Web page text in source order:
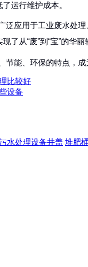
运行维护成本。
泛应用于工业废水处
了从“废”到“宝”的华丽
节能、环保的特点，
比较好
设备
水处理设备井盖 堆肥桶